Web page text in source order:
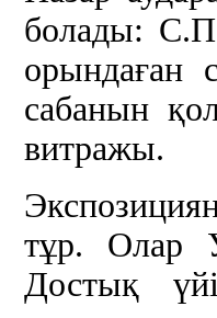
болады:
орындаған
сабанын
витражы.
тұр. Олар
Достық